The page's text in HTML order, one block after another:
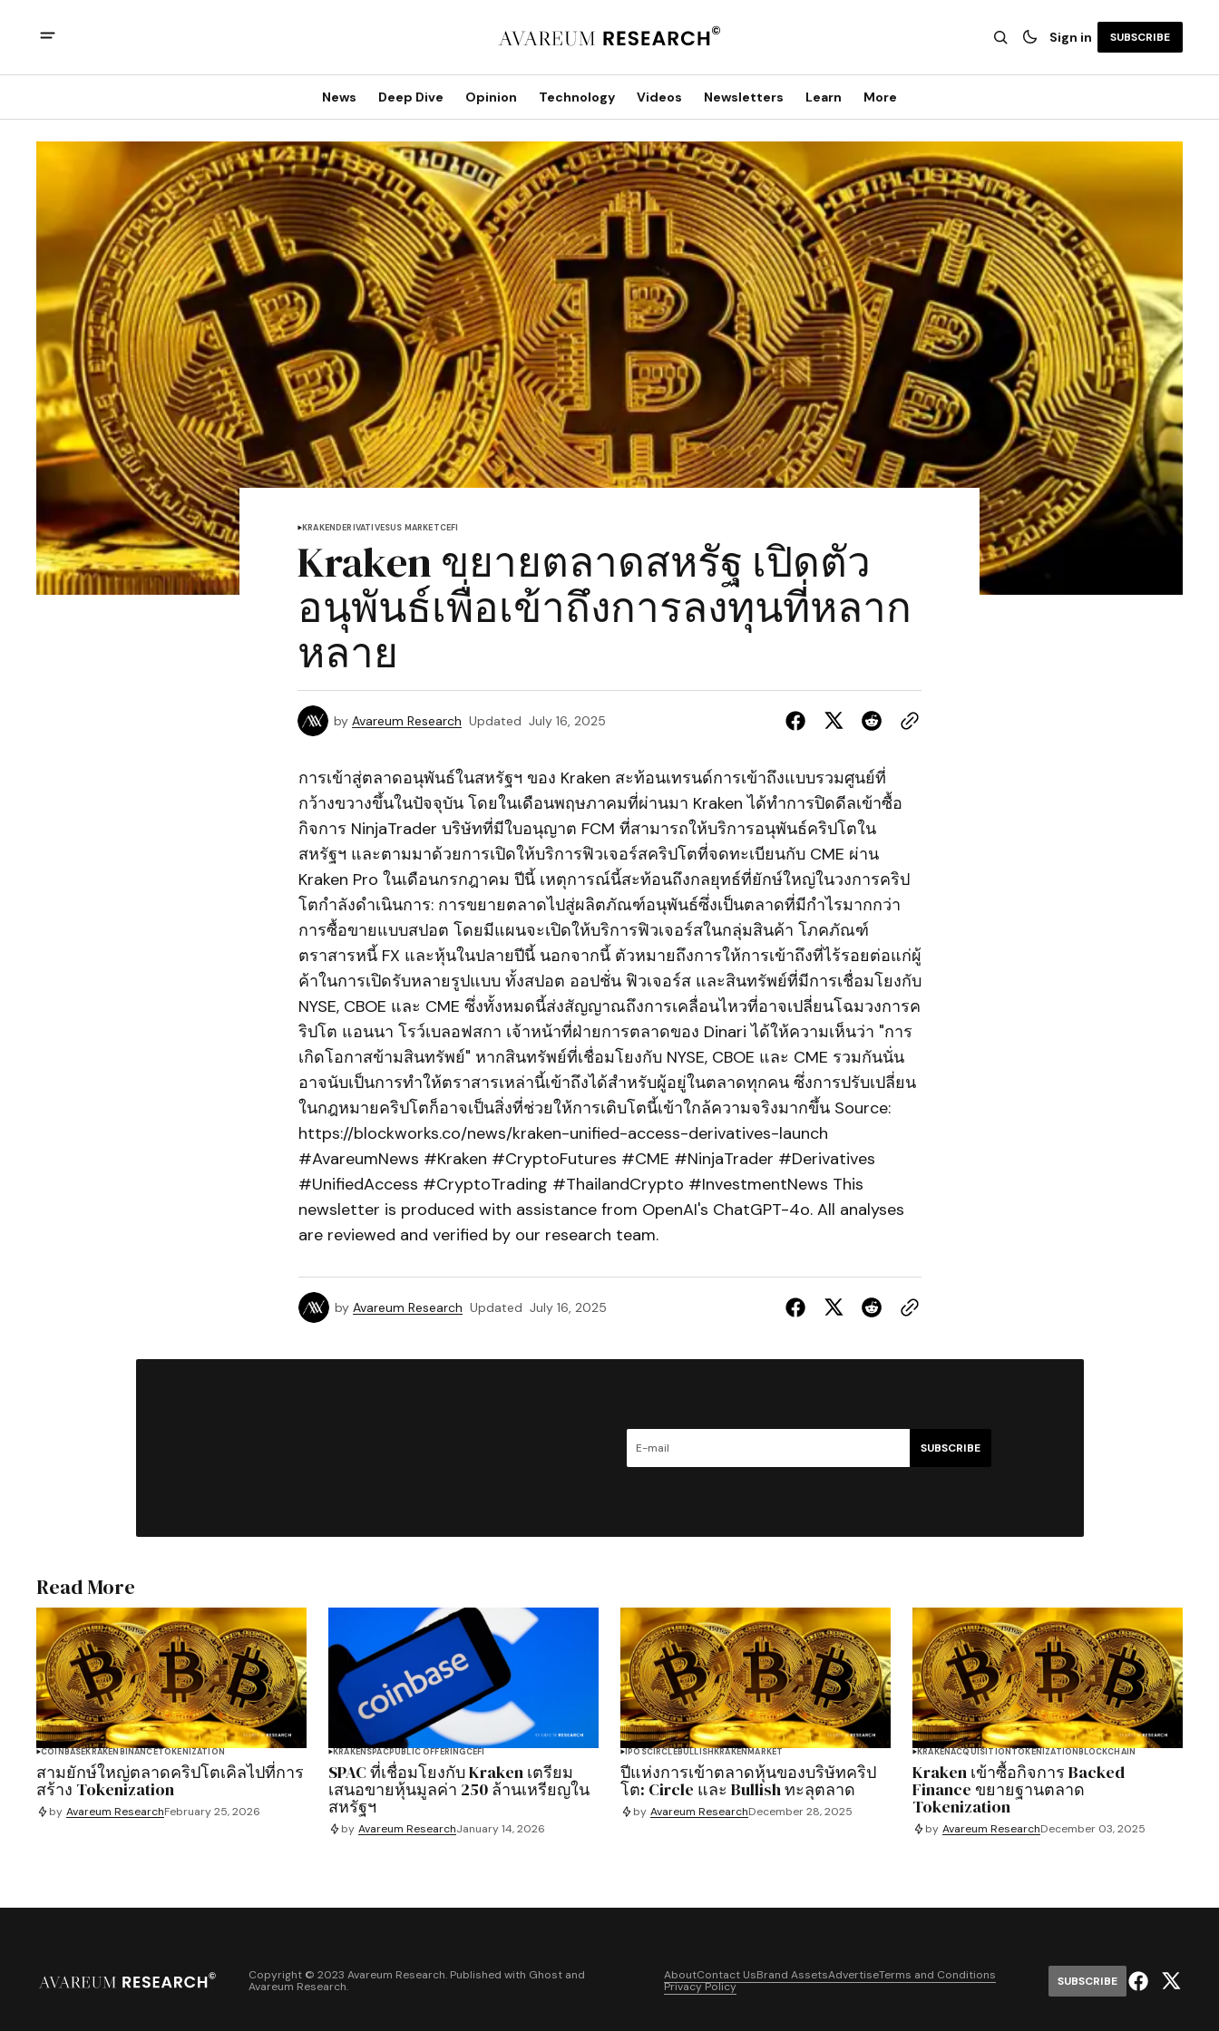
Sign in SUBSCRIBE
News Deep Dive Opinion Technology Videos Newsletters Learn More
KRAKENDERIVATIVESUS MARKETCEFI
Kraken ขยายตลาดสหรัฐ เปิดตัว
อนุพันธ์เพื่อเข้าถึงการลงทุนที่หลาก
หลาย
by Avareum Research Updated July 16, 2025
การเข้าสู่ตลาดอนุพันธ์ในสหรัฐฯ ของ Kraken สะท้อนเทรนด์การเข้าถึงแบบรวมศูนย์ที่
กว้างขวางขึ้นในปัจจุบัน โดยในเดือนพฤษภาคมที่ผ่านมา Kraken ได้ทำการปิดดีลเข้าซื้อ
กิจการ NinjaTrader บริษัทที่มีใบอนุญาต FCM ที่สามารถให้บริการอนุพันธ์คริปโตใน
สหรัฐฯ และตามมาด้วยการเปิดให้บริการฟิวเจอร์สคริปโตที่จดทะเบียนกับ CME ผ่าน
Kraken Pro ในเดือนกรกฎาคม ปีนี้ เหตุการณ์นี้สะท้อนถึงกลยุทธ์ที่ยักษ์ใหญ่ในวงการคริป
โตกำลังดำเนินการ: การขยายตลาดไปสู่ผลิตภัณฑ์อนุพันธ์ซึ่งเป็นตลาดที่มีกำไรมากกว่า
การซื้อขายแบบสปอต โดยมีแผนจะเปิดให้บริการฟิวเจอร์สในกลุ่มสินค้า โภคภัณฑ์
ตราสารหนี้ FX และหุ้นในปลายปีนี้ นอกจากนี้ ตัวหมายถึงการให้การเข้าถึงที่ไร้รอยต่อแก่ผู้
ค้าในการเปิดรับหลายรูปแบบ ทั้งสปอต ออปชั่น ฟิวเจอร์ส และสินทรัพย์ที่มีการเชื่อมโยงกับ
NYSE, CBOE และ CME ซึ่งทั้งหมดนี้ส่งสัญญาณถึงการเคลื่อนไหวที่อาจเปลี่ยนโฉมวงการค
ริปโต แอนนา โรว์เบลอฟสกา เจ้าหน้าที่ฝ่ายการตลาดของ Dinari ได้ให้ความเห็นว่า "การ
เกิดโอกาสข้ามสินทรัพย์" หากสินทรัพย์ที่เชื่อมโยงกับ NYSE, CBOE และ CME รวมกันนั่น
อาจนับเป็นการทำให้ตราสารเหล่านี้เข้าถึงได้สำหรับผู้อยู่ในตลาดทุกคน ซึ่งการปรับเปลี่ยน
ในกฎหมายคริปโตก็อาจเป็นสิ่งที่ช่วยให้การเติบโตนี้เข้าใกล้ความจริงมากขึ้น Source:
https://blockworks.co/news/kraken-unified-access-derivatives-launch
#AvareumNews #Kraken #CryptoFutures #CME #NinjaTrader #Derivatives
#UnifiedAccess #CryptoTrading #ThailandCrypto #InvestmentNews This
newsletter is produced with assistance from OpenAI's ChatGPT-4o. All analyses
are reviewed and verified by our research team.
by Avareum Research Updated July 16, 2025
SUBSCRIBE
Read More
COINBASEKRAKEN BINANCETOKENIZATION
สามยักษ์ใหญ่ตลาดคริปโตเคิลไปที่การ
สร้าง Tokenization
by Avareum ResearchFebruary 25, 2026
KRAKEN SPACPUBLIC OFFERINGCEFI
SPAC ที่เชื่อมโยงกับ Kraken เตรียม
เสนอขายหุ้นมูลค่า 250 ล้านเหรียญใน
สหรัฐฯ
by Avareum ResearchJanuary 14, 2026
IPOSCIRCLEBULLISH KRAKEN MARKET
ปีแห่งการเข้าตลาดหุ้นของบริษัทคริป
โต: Circle และ Bullish ทะลุตลาด
by Avareum ResearchDecember 28, 2025
KRAKENACQUISITION TOKENIZATION BLOCKCHAIN
Kraken เข้าซื้อกิจการ Backed
Finance ขยายฐานตลาด
Tokenization
by Avareum ResearchDecember 03, 2025
Copyright © 2023 Avareum Research. Published with Ghost and
Avareum Research.
AboutContact UsBrand AssetsAdvertiseTerms and Conditions
Privacy Policy
SUBSCRIBE